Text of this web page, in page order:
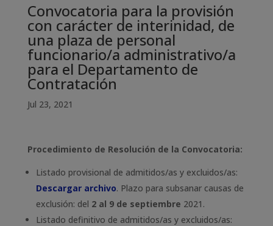
Convocatoria para la provisión
con carácter de interinidad, de
una plaza de personal
funcionario/a administrativo/a
para el Departamento de
Contratación
Jul 23, 2021
Procedimiento de Resolución de la Convocatoria:
Listado provisional de admitidos/as y excluidos/as:
Descargar archivo. Plazo para subsanar causas de
exclusión: del 2 al 9 de septiembre 2021.
Listado definitivo de admitidos/as y excluidos/as: